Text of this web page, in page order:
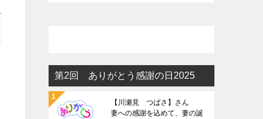
第2回 ありがとう感謝の日2025
【川瀬見 つばさ】さん
妻への感謝を込めて、妻の誕